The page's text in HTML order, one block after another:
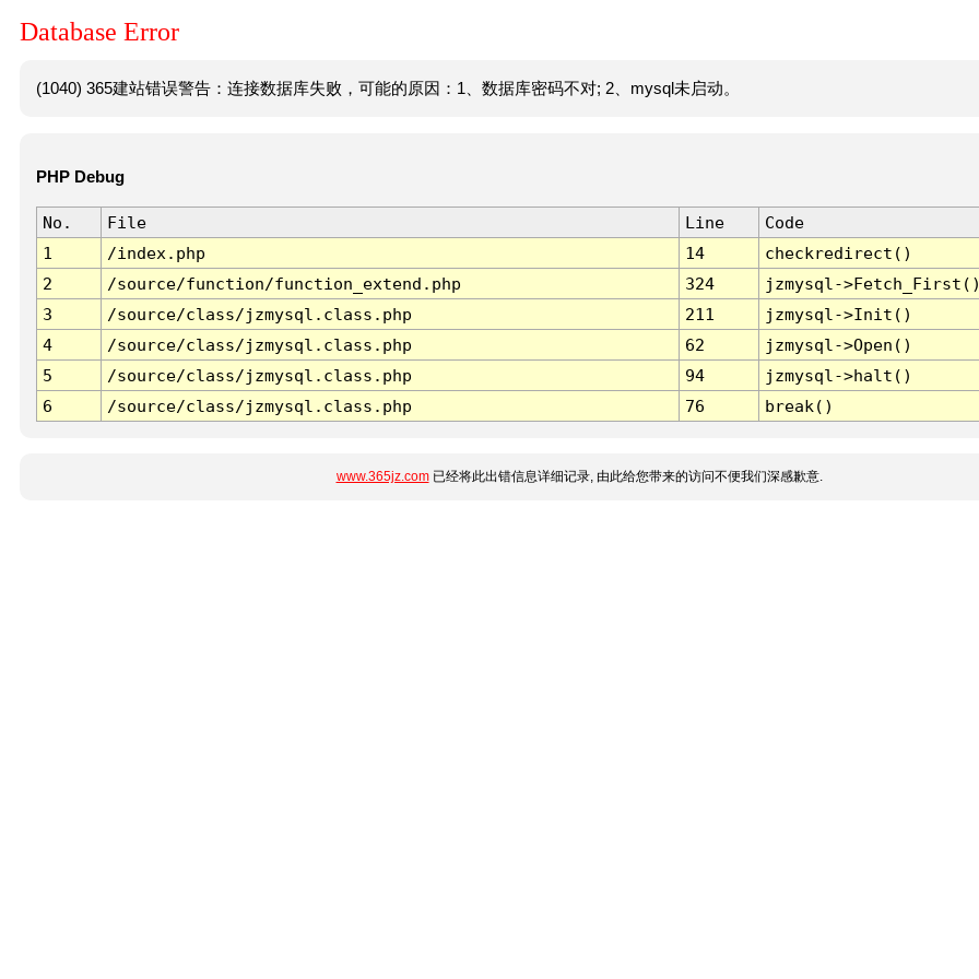
Database Error
(1040) 365建站错误警告：连接数据库失败，可能的原因：1、数据库密码不对; 2、mysql未启动。
PHP Debug
No. File Line
Code
1
/index.php 14
checkredirect()
2
/source/function/function_extend.php 324
jzmysql-
3
/source/class/jzmysql.class.php 211
jzmysql->Init()
4
/source/class/jzmysql.class.php 62
jzmysql->Open()
5
/source/class/jzmysql.class.php 94
jzmysql->halt()
6
/source/class/jzmysql.class.php 76 break()
www.365jz.com已经将此出错信息详细记录, 由此给您带来的访问不便我们深感歉意.